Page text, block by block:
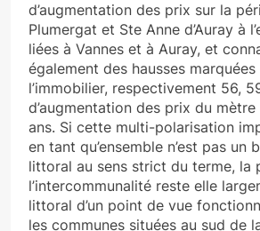
d’augmentation des prix sur la
Plumergat et Ste Anne d’Auray à
liées à Vannes et à Auray, et
également des hausses
l’immobilier, respectivement 56,
d’augmentation des prix du
ans. Si cette multi-polarisation
en tant qu’ensemble n’est pas un
littoral au sens strict du terme, la
l’intercommunalité reste elle
littoral d’un point de vue
les communes situées au sud de